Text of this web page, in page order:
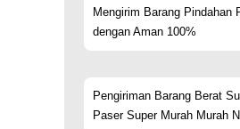
Mengirim Barang Pindahan
dengan Aman 100%
Pengiriman Barang Berat
Paser Super Murah Murah